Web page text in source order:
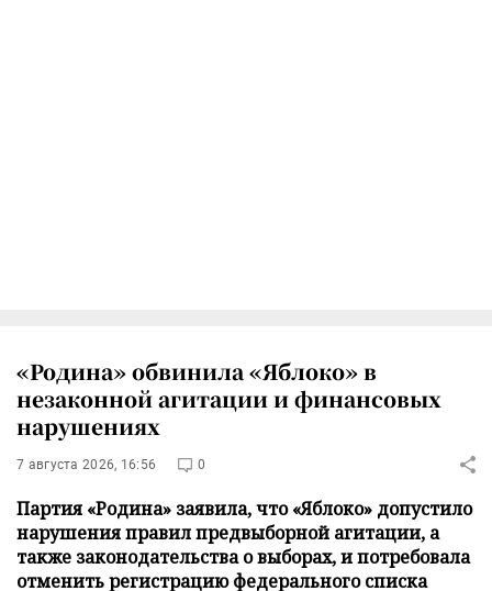
«Родина» обвинила «Яблоко» в
незаконной агитации и финансовых
нарушениях
7 августа 2026, 16:56 0
Партия «Родина» заявила, что «Яблоко» допустило
нарушения правил предвыборной агитации, а
также законодательства о выборах, и потребовала
отменить регистрацию федерального списка